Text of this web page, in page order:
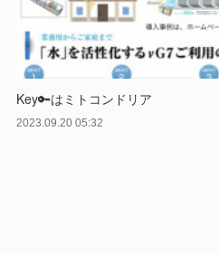
Key🔑はミトコンドリア
2023.09.20 05:32